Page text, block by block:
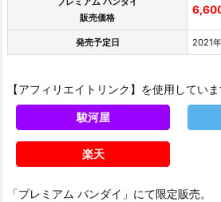
販売価格
発売予定日 2021
【アフィリエイトリンク】を使用してい
駿河屋
楽天
「プレミアム バンダイ」にて限定販売。